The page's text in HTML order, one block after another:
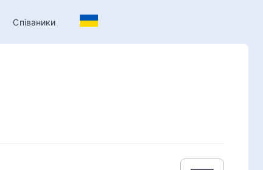
Співаники